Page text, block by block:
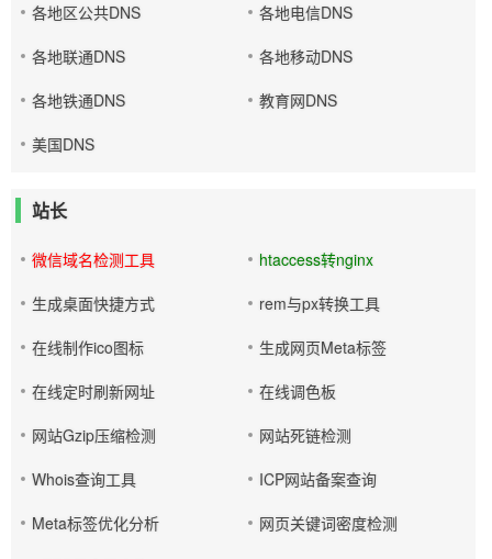
各地区公共DNS
各地电信DNS
各地联通DNS
各地移动DNS
各地铁通DNS
教育网DNS
美国DNS
站长
微信域名检测工具
htaccess转nginx
生成桌面快捷方式
rem与px转换工具
在线制作ico图标
生成网页Meta标签
在线定时刷新网址
在线调色板
网站Gzip压缩检测
网站死链检测
Whois查询工具
ICP网站备案查询
Meta标签优化分析
网页关键词密度检测